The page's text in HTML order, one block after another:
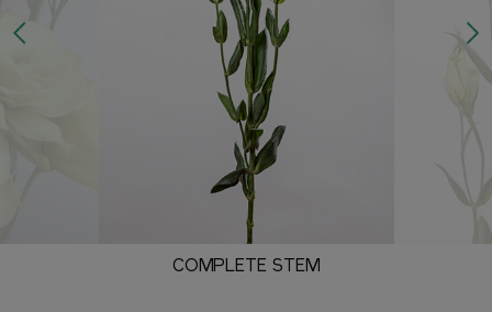
COMPLETE STEM